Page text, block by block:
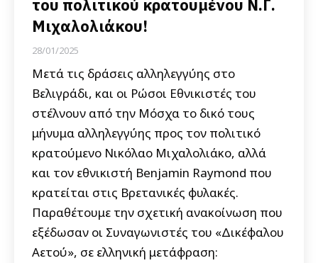
του πολιτικού κρατουμένου Ν.Γ.
Μιχαλολιάκου!
28/01/2025
Μετά τις δράσεις αλληλεγγύης στο
Βελιγράδι, και οι Ρώσοι Εθνικιστές του
στέλνουν από την Μόσχα το δικό τους
μήνυμα αλληλεγγύης προς τον πολιτικό
κρατούμενο Νικόλαο Μιχαλολιάκο, αλλά
και τον εθνικιστή Benjamin Raymond που
κρατείται στις Βρετανικές φυλακές.
Παραθέτουμε την σχετική ανακοίνωση που
εξέδωσαν οι Συναγωνιστές του «Δικέφαλου
Αετού», σε ελληνική μετάφραση: